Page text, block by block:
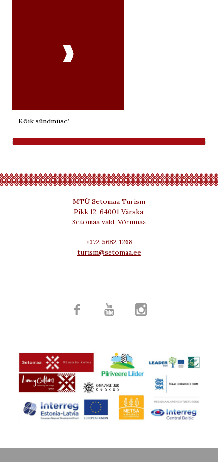

Kõik sündmüse’
MTÜ Setomaa Turism
Pikk 12, 64001 Värska,
Setomaa vald, Võrumaa
+372 5682 1268
turism@setomaa.ee
  